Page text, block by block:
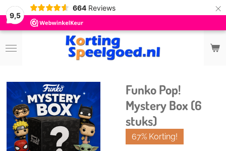
9,5
664 Reviews ×
Funko Pop!
Mystery Box (6
stuks)
67% Korting!